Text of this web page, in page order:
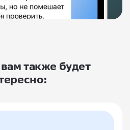
также будет